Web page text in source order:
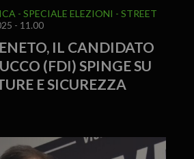
SPECIALE ELEZIONI
STREET
- 11.00
IL CANDIDATO
(FDI) SPINGE SU
E SICUREZZA